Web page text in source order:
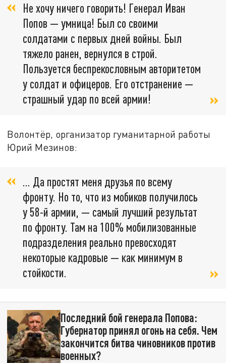
Не хочу ничего говорить! Генерал Иван
Попов — умница! Был со своими
солдатами с первых дней войны. Был
тяжело ранен, вернулся в строй.
Пользуется беспрекословным авторитетом
у солдат и офицеров. Его отстранение —
страшный удар по всей армии!
Волонтёр, организатор гуманитарной работы
Юрий Мезинов:
… Да простят меня друзья по всему
фронту. Но то, что из мобиков получилось
у 58-й армии, — самый лучший результат
по фронту. Там на 100% мобилизованные
подразделения реально превосходят
некоторые кадровые — как минимум в
стойкости.
Последний бой генерала Попова:
Губернатор принял огонь на себя. Чем
закончится битва чиновников против
военных?